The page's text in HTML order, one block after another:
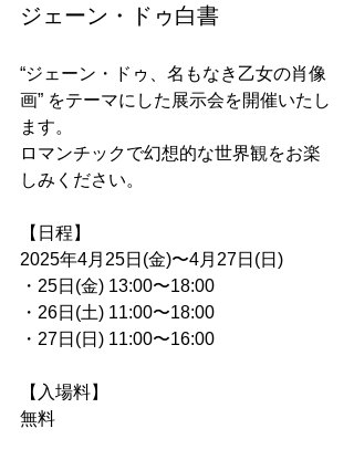
ジェーン・ドゥ白書
“ジェーン・ドゥ、名もなき乙女の肖像
画” をテーマにした展示会を開催いたし
ます。
ロマンチックで幻想的な世界観をお楽
しみください。
【日程】
2025年4月25日(金)〜4月27日(日)
・25日(金) 13:00〜18:00
・26日(土) 11:00〜18:00
・27日(日) 11:00〜16:00
【入場料】
無料